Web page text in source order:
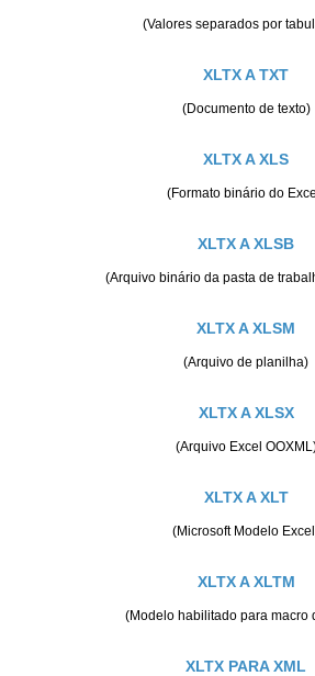
(Valores separados por
XLTX A TXT
(Documento de texto)
XLTX A XLS
(Formato binário do
XLTX A XLSB
(Arquivo binário da pasta de
XLTX A XLSM
(Arquivo de planilha)
XLTX A XLSX
(Arquivo Excel
XLTX A XLT
(Microsoft Modelo
XLTX A XLTM
(Modelo habilitado para macro
XLTX PARA XML